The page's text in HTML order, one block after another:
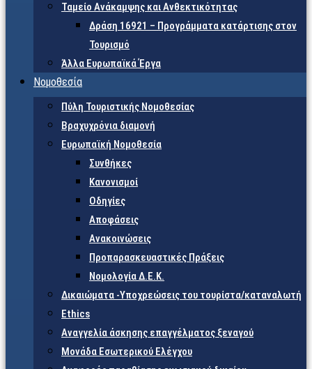
Ταμείο Ανάκαμψης και Ανθεκτικότητας
Δράση 16921 – Προγράμματα κατάρτισης στον
Τουρισμό
Άλλα Ευρωπαϊκά Έργα
Νομοθεσία
Πύλη Τουριστικής Νομοθεσίας
Βραχυχρόνια διαμονή
Ευρωπαϊκή Νομοθεσία
Συνθήκες
Κανονισμοί
Οδηγίες
Αποφάσεις
Ανακοινώσεις
Προπαρασκευαστικές Πράξεις
Νομολογία Δ.Ε.Κ.
Δικαιώματα -Υποχρεώσεις του τουρίστα/καταναλωτή
Ethics
Αναγγελία άσκησης επαγγέλματος ξεναγού
Μονάδα Εσωτερικού Ελέγχου